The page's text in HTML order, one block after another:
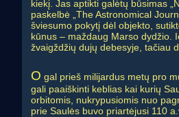
kiekį. Jas aptikti galėtų būsimas
paskelbė „The Astronomical
šviesumo pokytį dėl objekto,
kūnus – maždaug Marso dydžio.
žvaigždžių dujų debesyje, tačiau
O gal prieš milijardus metų pro
gali paaiškinti keblias kai kurių
orbitomis, nukrypusiomis nuo
prie Saulės buvo priartėjusi 110